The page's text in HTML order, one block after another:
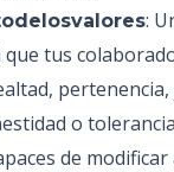
:
que tus
pertenencia,
o
de